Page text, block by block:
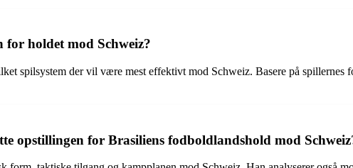
holdet mod Schweiz?
spilsystem der vil være mest effektivt mod Schweiz. Basere på spillernes
opstillingen for Brasiliens fodboldlandshold mod